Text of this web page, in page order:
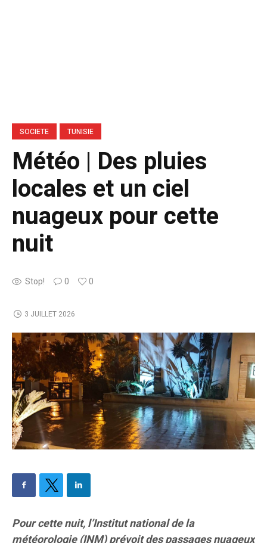
SOCIETE TUNISIE
Météo | Des pluies
locales et un ciel
nuageux pour cette
nuit
Stop! 0 0
3 JUILLET 2026
Pour cette nuit, l’Institut national de la